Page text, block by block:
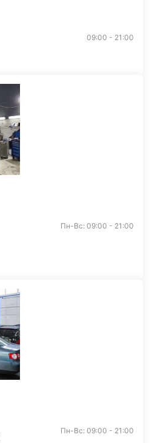
09:00 - 21:00
Пн-Вс: 09:00 - 21:00
Пн-Вс: 09:00 - 21:00